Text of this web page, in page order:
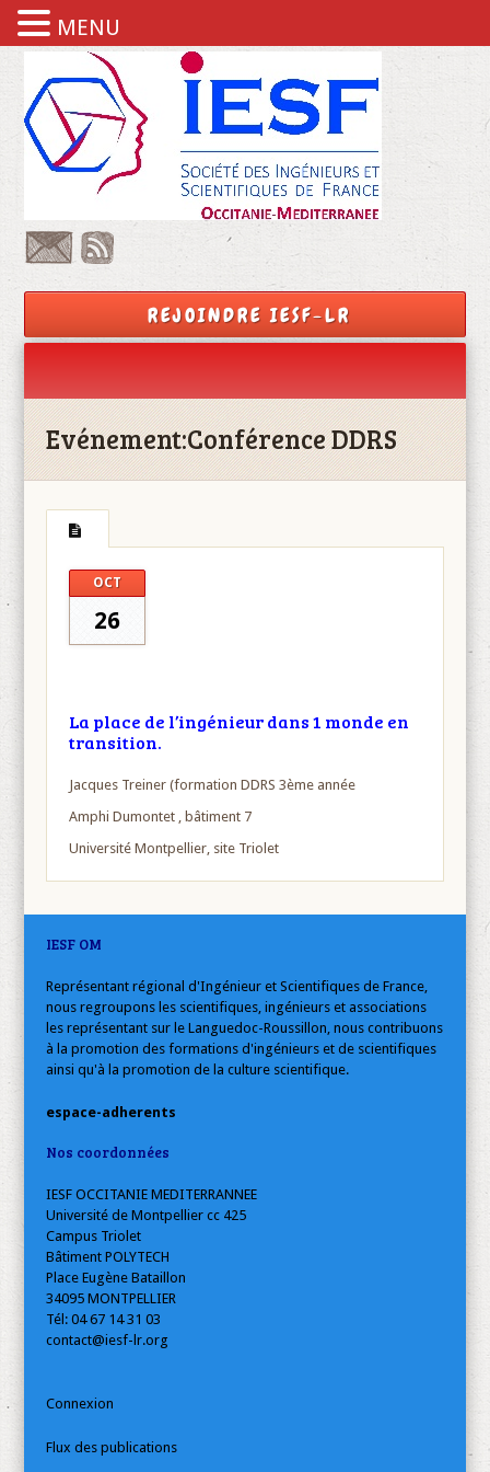
REJOINDRE IESF-LR
Evénement:Conférence DDRS
OCT
26
La place de l’ingénieur dans 1 monde en
transition.
Jacques Treiner (formation DDRS 3ème année
Amphi Dumontet , bâtiment 7
Université Montpellier, site Triolet
IESF OM
Représentant régional d'Ingénieur et Scientifiques de France,
nous regroupons les scientifiques, ingénieurs et associations
les représentant sur le Languedoc-Roussillon, nous contribuons
à la promotion des formations d'ingénieurs et de scientifiques
ainsi qu'à la promotion de la culture scientifique.
espace-adherents
Nos coordonnées
IESF OCCITANIE MEDITERRANNEE
Université de Montpellier cc 425
Campus Triolet
Bâtiment POLYTECH
Place Eugène Bataillon
34095 MONTPELLIER
Tél: 04 67 14 31 03
contact@iesf-lr.org
Connexion
Flux des publications
MENU